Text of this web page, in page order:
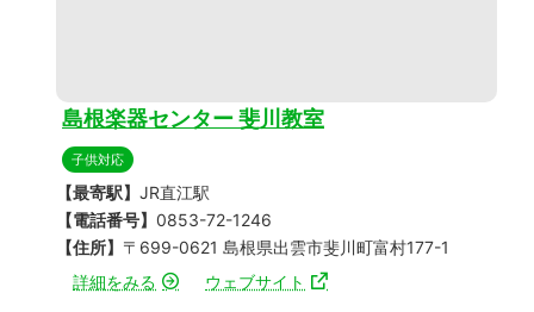
島根楽器センター 斐川教室
子供対応
【最寄駅】 JR直江駅
【電話番号】 0853-72-1246
【住所】 〒699-0621 島根県出雲市斐川町富村177-1
詳細をみる
ウェブサイト